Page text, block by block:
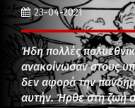
23-04-2021
Ήδη πολλές
ανακοίνωσαν στους
δεν αφορά την
αυτήν. Ήρθε στη ζωή